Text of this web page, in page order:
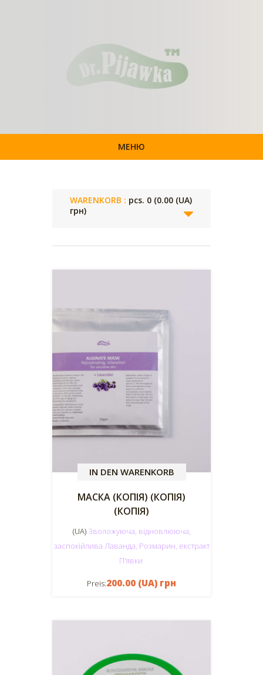
МЕНЮ
WARENKORB : pcs. 0 (0.00 (UA)
грн)
IN DEN WARENKORB
МАСКА (КОПІЯ) (КОПІЯ)
(КОПІЯ)
(UA) Зволожуюча, відновлююча,
заспокійлива Лаванда, Розмарин, екстракт
П'явки
Preis:200.00 (UA) грн